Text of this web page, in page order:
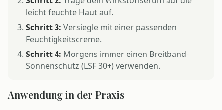
leicht feuchte Haut auf.
Schritt 3: Versiegle mit einer passenden
Feuchtigkeitscreme.
Schritt 4: Morgens immer einen Breitband-
Sonnenschutz (LSF 30+) verwenden.
Anwendung in der Praxis